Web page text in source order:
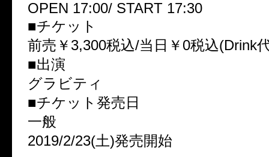
OPEN 17:00/ START 17:30
■チケット
前売￥3,300税込/当日￥0税込(Drink
■出演
グラビティ
■チケット発売日
一般
2019/2/23(土)発売開始